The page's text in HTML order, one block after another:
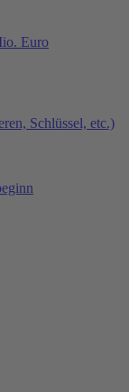
Euro
Schlüssel, etc.)